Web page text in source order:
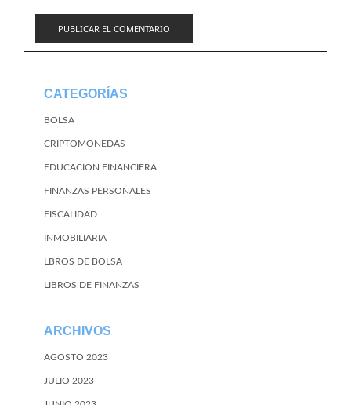
CATEGORÍAS
BOLSA
CRIPTOMONEDAS
EDUCACION FINANCIERA
FINANZAS PERSONALES
FISCALIDAD
INMOBILIARIA
LBROS DE BOLSA
LIBROS DE FINANZAS
ARCHIVOS
AGOSTO 2023
JULIO 2023